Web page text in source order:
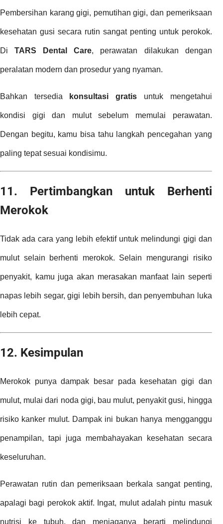
Pembersihan karang gigi, pemutihan gigi, dan pemeriksaan
kesehatan gusi secara rutin sangat penting untuk perokok.
DiTARS Dental Care, perawatan dilakukan dengan
peralatan modern dan prosedur yang nyaman.
Bahkan tersedia konsultasi gratis untuk mengetahui
kondisi gigi dan mulut sebelum memulai perawatan.
Dengan begitu, kamu bisa tahu langkah pencegahan yang
paling tepat sesuai kondisimu.
11. Pertimbangkan untuk Berhenti
Merokok
Tidak ada cara yang lebih efektif untuk melindungi gigi dan
mulut selain berhenti merokok. Selain mengurangi risiko
penyakit, kamu juga akan merasakan manfaat lain seperti
napas lebih segar, gigi lebih bersih, dan penyembuhan luka
lebih cepat.
12. Kesimpulan
Merokok punya dampak besar pada kesehatan gigi dan
mulut, mulai dari noda gigi, bau mulut, penyakit gusi, hingga
risiko kanker mulut. Dampak ini bukan hanya mengganggu
penampilan, tapi juga membahayakan kesehatan secara
keseluruhan.
Perawatan rutin dan pemeriksaan berkala sangat penting,
apalagi bagi perokok aktif. Ingat, mulut adalah pintu masuk
nutrisi ke tubuh, dan menjaganya berarti melindungi